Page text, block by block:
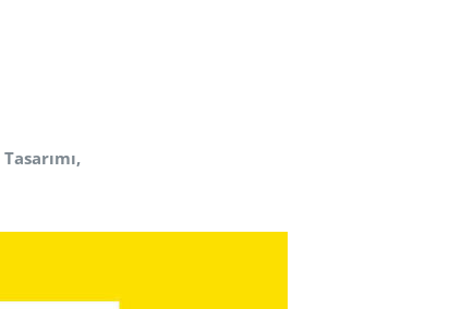
Tasarımı,